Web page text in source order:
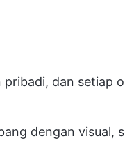
pribadi, dan setiap
dengan visual,